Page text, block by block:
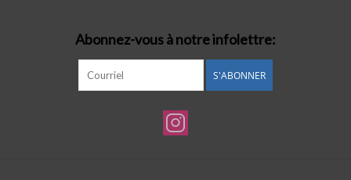
Abonnez-vous à notre infolettre:
S'ABONNER